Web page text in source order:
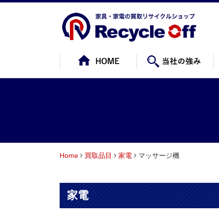
Home 買取品目 家電 マッサージ機
家電